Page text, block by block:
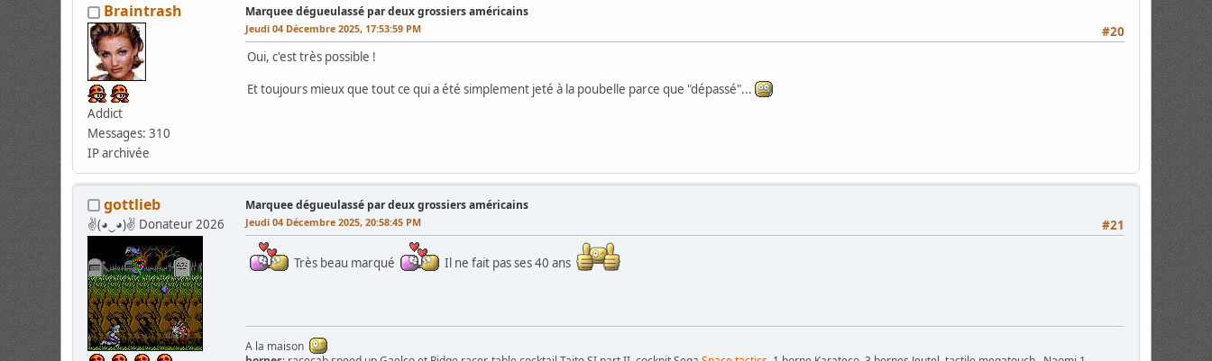
Braintrash
Addict
Messages: 310
IP archivée
Marquee dégueulassé par deux grossiers américains
#20
Jeudi 04 Décembre 2025, 17:53:59 PM
Oui, c'est très possible !
Et toujours mieux que tout ce qui a été simplement jeté à la poubelle parce que "dépassé"...
gottlieb
✌(◕‿◕)✌ Donateur 2026
Marquee dégueulassé par deux grossiers américains
#21
Jeudi 04 Décembre 2025, 20:58:45 PM
Très beau marqué Il ne fait pas ses 40 ans
A la maison